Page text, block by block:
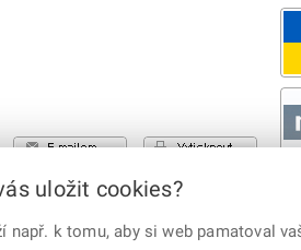
vytisknout
e-mailem
Mapa serveru | Kontakty |
Úřední deska |
|
uložit cookies?
k tomu, aby si web pamatoval